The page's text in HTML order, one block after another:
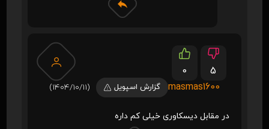
0
5
masmas1600
گزارش اسپویل (1404/10/11)
در مقابل دیسکاوری خیلی کم داره